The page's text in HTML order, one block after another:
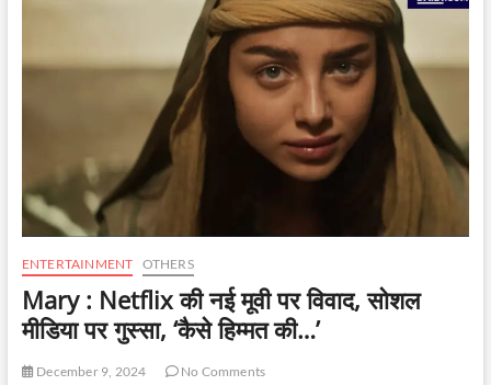
ENTERTAINMENT OTHERS
Mary : Netflix की नई मूवी पर विवाद, सोशल
मीडिया पर गुस्सा, ‘कैसे हिम्मत की…’
December 9, 2024 No Comments